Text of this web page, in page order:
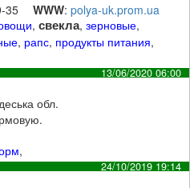
35 WWW:polya-uk.prom.ua
,свекла,зерновые,
, рапс, продукты питания,
13/06/2020 06:00
обл.
,
24/10/2019 19:14